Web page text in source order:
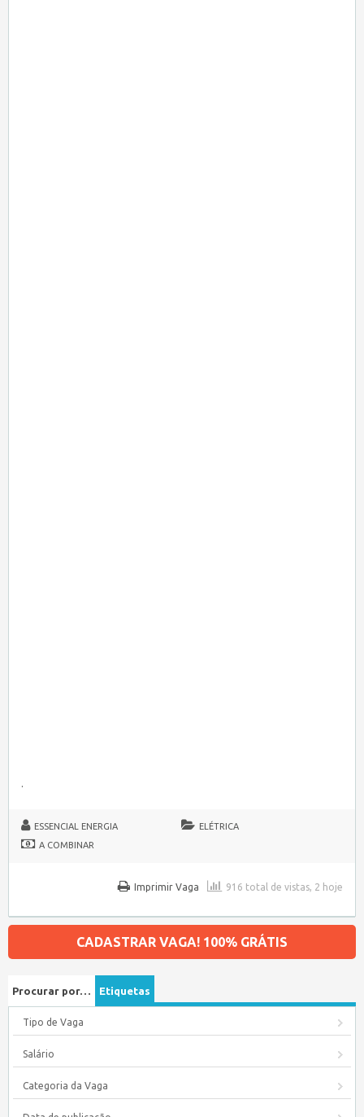
.
ESSENCIAL ENERGIA
ELÉTRICA
A COMBINAR
916 total de vistas, 2 hoje
Imprimir Vaga
CADASTRAR VAGA! 100% GRÁTIS
Procurar por… Etiquetas
Tipo de Vaga
Salário
Categoria da Vaga